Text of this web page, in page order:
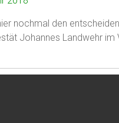
nochmal den
Johannes Landwehr im